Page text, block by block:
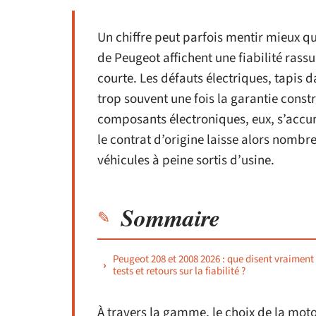
Un chiffre peut parfois mentir mieux
de Peugeot affichent une fiabilité
courte. Les défauts électriques, tapis
trop souvent une fois la garantie
composants électroniques, eux,
le contrat d’origine laisse alors
véhicules à peine sortis d’usine.
Sommaire
Peugeot 208 et 2008 2026 : que disent
tests et retours sur la fiabilité ?